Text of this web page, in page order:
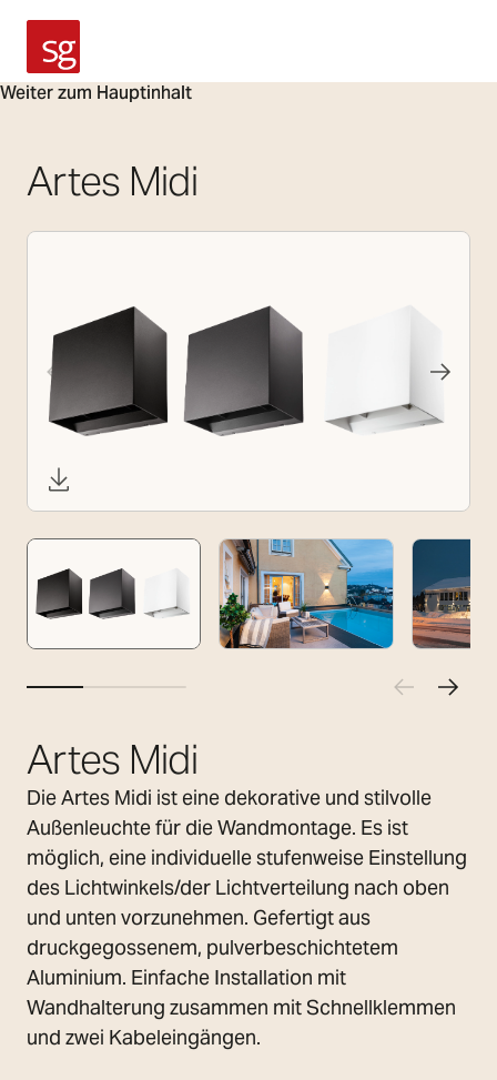
Weiter zum Hauptinhalt
SG Armaturen
Artes Midi
Artes Midi
Die Artes Midi ist eine dekorative und stilvolle
Außenleuchte für die Wandmontage. Es ist
möglich, eine individuelle stufenweise Einstellung
des Lichtwinkels/der Lichtverteilung nach oben
und unten vorzunehmen. Gefertigt aus
druckgegossenem, pulverbeschichtetem
Aluminium. Einfache Installation mit
Wandhalterung zusammen mit Schnellklemmen
und zwei Kabeleingängen.